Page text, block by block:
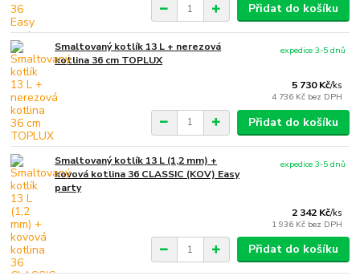
Přidat do košíku
Smaltovaný kotlík 13 L + nerezová
kotlina 36 cm TOPLUX
5 730 Kč/ks
4 736 Kč bez DPH
expedice 3-5 dnů
Přidat do košíku
Smaltovaný kotlík 13 L (1,2 mm) +
kovová kotlina 36 CLASSIC (KOV) Easy
party
2 342 Kč/ks
1 936 Kč bez DPH
expedice 3-5 dnů
Přidat do košíku